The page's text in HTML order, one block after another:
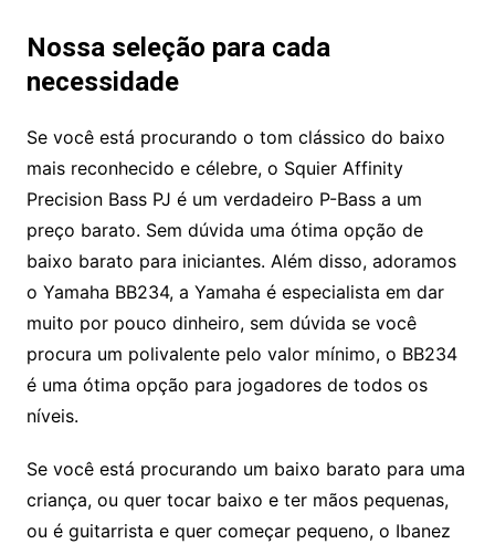
Nossa seleção para cada
necessidade
Se você está procurando o tom clássico do baixo
mais reconhecido e célebre, o Squier Affinity
Precision Bass PJ é um verdadeiro P-Bass a um
preço barato. Sem dúvida uma ótima opção de
baixo barato para iniciantes. Além disso, adoramos
o Yamaha BB234, a Yamaha é especialista em dar
muito por pouco dinheiro, sem dúvida se você
procura um polivalente pelo valor mínimo, o BB234
é uma ótima opção para jogadores de todos os
níveis.
Se você está procurando um baixo barato para uma
criança, ou quer tocar baixo e ter mãos pequenas,
ou é guitarrista e quer começar pequeno, o Ibanez